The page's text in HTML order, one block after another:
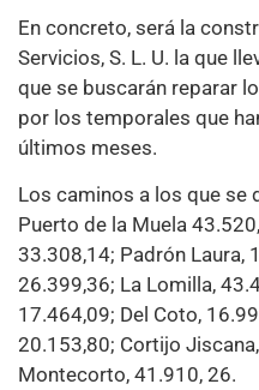
En concreto, será la
Servicios, S. L. U. la que
que se buscarán reparar
por los temporales que
últimos meses.
Los caminos a los que se
Puerto de la Muela
33.308,14; Padrón Laura,
26.399,36; La Lomilla,
17.464,09; Del Coto,
20.153,80; Cortijo
Montecorto, 41.910, 26.